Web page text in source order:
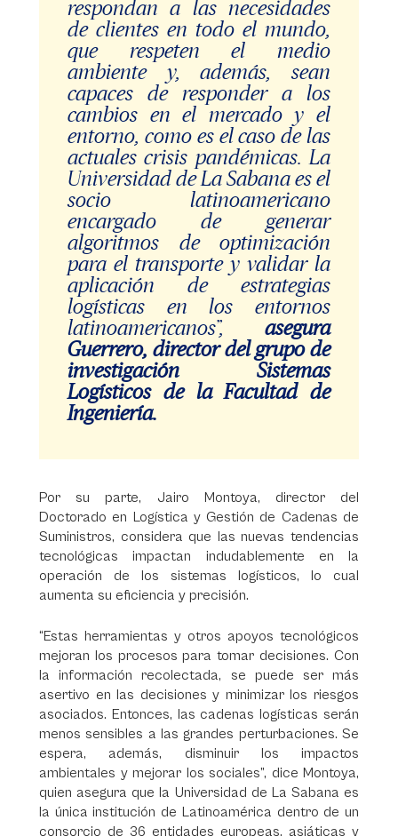
respondan a las necesidades
de clientes en todo el mundo,
que respeten el medio
ambiente y, además, sean
capaces de responder a los
cambios en el mercado y el
entorno, como es el caso de las
actuales crisis pandémicas. La
Universidad de La Sabana es el
socio latinoamericano
encargado de generar
algoritmos de optimización
para el transporte y validar la
aplicación de estrategias
logísticas en los entornos
latinoamericanos”, asegura
Guerrero, director del grupo de
investigación Sistemas
Logísticos de la Facultad de
Ingeniería.
Por su parte, Jairo Montoya, director del
Doctorado en Logística y Gestión de Cadenas de
Suministros, considera que las nuevas tendencias
tecnológicas impactan indudablemente en la
operación de los sistemas logísticos, lo cual
aumenta su eficiencia y precisión.
“Estas herramientas y otros apoyos tecnológicos
mejoran los procesos para tomar decisiones. Con
la información recolectada, se puede ser más
asertivo en las decisiones y minimizar los riesgos
asociados. Entonces, las cadenas logísticas serán
menos sensibles a las grandes perturbaciones. Se
espera, además, disminuir los impactos
ambientales y mejorar los sociales”, dice Montoya,
quien asegura que la Universidad de La Sabana es
la única institución de Latinoamérica dentro de un
consorcio de 36 entidades europeas, asiáticas y